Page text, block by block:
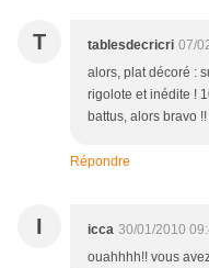
T tablesdecricri 07/
alors, plat décoré :
rigolote et inédite !
battus, alors bravo !!
Répondre
I icca 30/01/2010
ouahhhh!! vous